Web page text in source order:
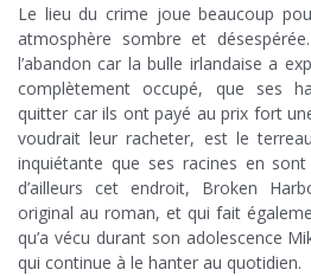
Le lieu du crime joue beaucoup
atmosphère sombre et
l’abandon car la bulle irlandaise a
complètement occupé, que ses
quitter car ils ont payé au prix fort
voudrait leur racheter, est le
inquiétante que ses racines en
d’ailleurs cet endroit, Broken
original au roman, et qui fait
qu’a vécu durant son adolescence
qui continue à le hanter au quotidien.